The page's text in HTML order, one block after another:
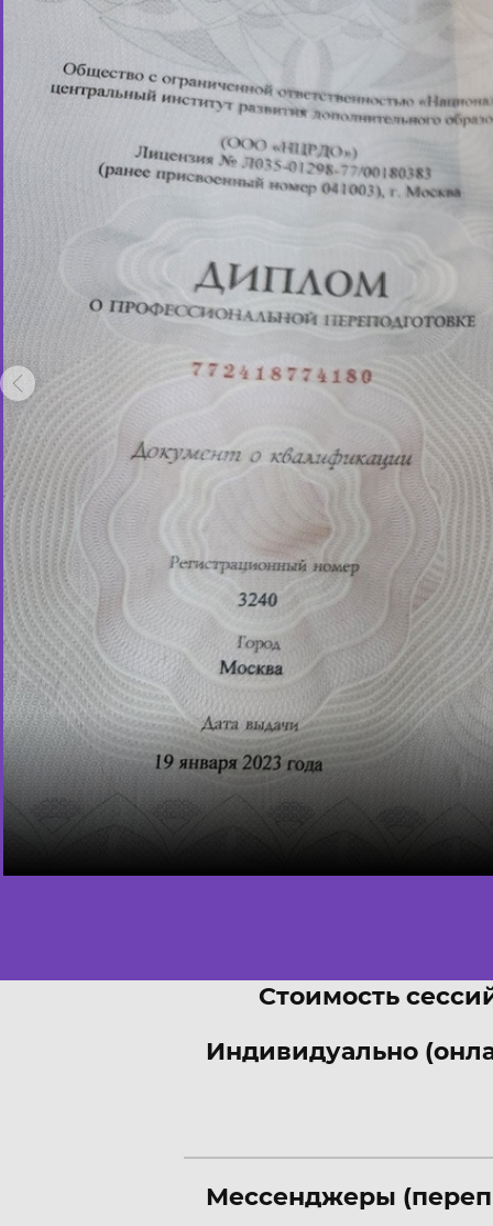
Стоимость
Индивидуально
Мессенджеры